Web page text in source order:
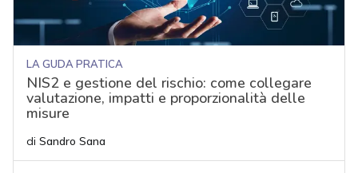
LA GUDA PRATICA
NIS2 e gestione del rischio: come collegare
valutazione, impatti e proporzionalità delle
misure
di Sandro Sana